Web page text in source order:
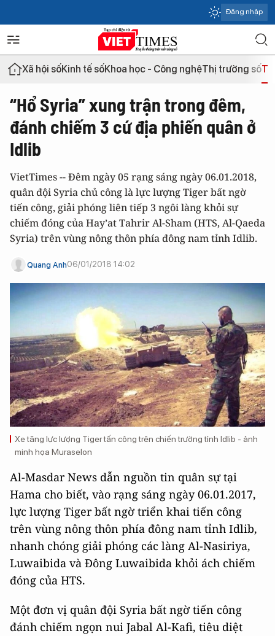
Đăng nhập
Xã hội sốKinh tế sốKhoa học - Công nghệThị trường số
“Hổ Syria” xung trận trong đêm,
đánh chiếm 3 cứ địa phiến quân ở
Idlib
VietTimes -- Đêm ngày 05 rạng sáng ngày 06.01.2018,
quân đội Syria chủ công là lực lượng Tiger bất ngờ
tiến công, giải phóng liên tiếp 3 ngôi làng khỏi sự
chiếm đóng của Hay’at Tahrir Al-Sham (HTS, Al-Qaeda
Syria) trên vùng nông thôn phía đông nam tỉnh Idlib.
Quang Anh06/01/2018 14:02
Xe tăng lực lượng Tiger tấn công trên chiến trường tỉnh Idlib - ảnh
minh họa Muraselon
Al-Masdar News dẫn nguồn tin quân sự tại
Hama cho biết, vào rạng sáng ngày 06.01.2017,
lực lượng Tiger bất ngờ triển khai tiến công
trên vùng nông thôn phía đông nam tỉnh Idlib,
nhanh chóng giải phóng các làng Al-Nasiriya,
Luwaibida và Đông Luwaibida khỏi ách chiếm
đóng của HTS.
Một đơn vị quân đội Syria bất ngờ tiến công
đánh chiếm ngọn nui Jabal Al-Kafi, tiêu diệt